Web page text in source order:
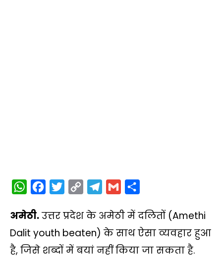
W
a
t
s
c
e
b
i
t
t
p
y
L
l
e
g
a
i
l
a
r
e
अमेठी.उत्तर प्रदेश के अमेठी में दलितों (Amethi
Dalit youth beaten) के साथ ऐसा व्यवहार हुआ
है, जिसे शब्दों में बयां नहीं किया जा सकता है.